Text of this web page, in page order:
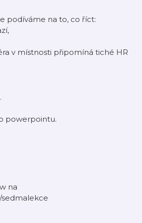
podíváme na to, co říct:
v místnosti připomíná tiché HR
powerpointu.
na